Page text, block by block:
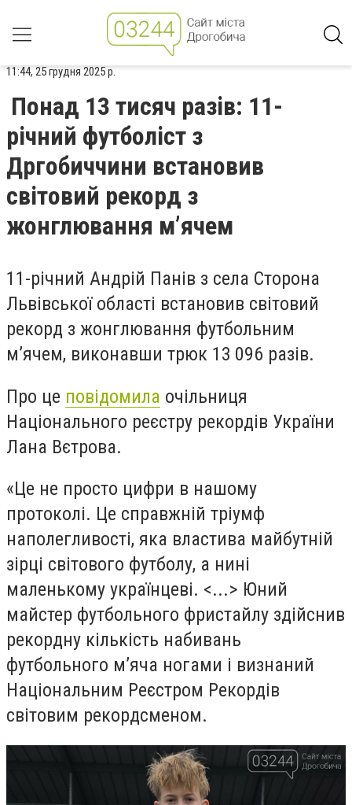
11:44, 25 грудня 2025 р.
Понад 13 тисяч разів: 11-
річний футболіст з
Дргобиччини встановив
світовий рекорд з
жонглювання м’ячем
11-річний Андрій Панів з села Сторона
Львівської області встановив світовий
рекорд з жонглювання футбольним
м’ячем, виконавши трюк 13 096 разів.
Про це повідомила очільниця
Національного реєстру рекордів України
Лана Вєтрова.
«Це не просто цифри в нашому
протоколі. Це справжній тріумф
наполегливості, яка властива майбутній
зірці світового футболу, а нині
маленькому українцеві. <...> Юний
майстер футбольного фристайлу здійснив
рекордну кількість набивань
футбольного м’яча ногами і визнаний
Національним Реєстром Рекордів
світовим рекордсменом.